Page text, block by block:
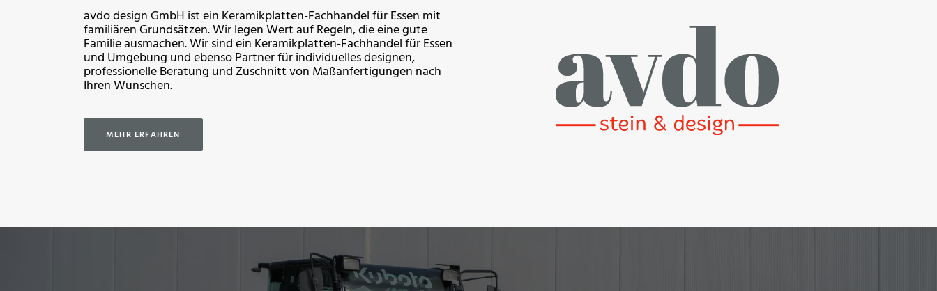
avdo design GmbH ist ein Keramikplatten-Fachhandel für Essen mit
familiären Grundsätzen. Wir legen Wert auf Regeln, die eine gute
Familie ausmachen. Wir sind ein Keramikplatten-Fachhandel für Essen
und Umgebung und ebenso Partner für individuelles designen,
professionelle Beratung und Zuschnitt von Maßanfertigungen nach
Ihren Wünschen.
MEHR ERFAHREN